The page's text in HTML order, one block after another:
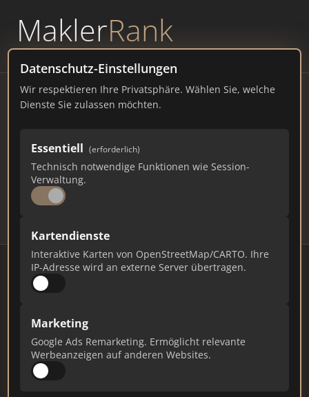
MaklerRank
powered byWAVEPOINT
Datenschutz-Einstellungen
Wir respektieren Ihre Privatsphäre. Wählen Sie, welche
Dienste Sie zulassen möchten.
Essentiell (erforderlich)
Technisch notwendige Funktionen wie Session-
Verwaltung.
Kartendienste
Interaktive Karten von OpenStreetMap/CARTO. Ihre
IP-Adresse wird an externe Server übertragen.
Marketing
Google Ads Remarketing. Ermöglicht relevante
Werbeanzeigen auf anderen Websites.
Immobilienmakler Verl –
Ranking Juli 2026
NORDRHEIN-WESTFALEN24.947 EINWOHNER
72 628
# MAKLER / FIRMA